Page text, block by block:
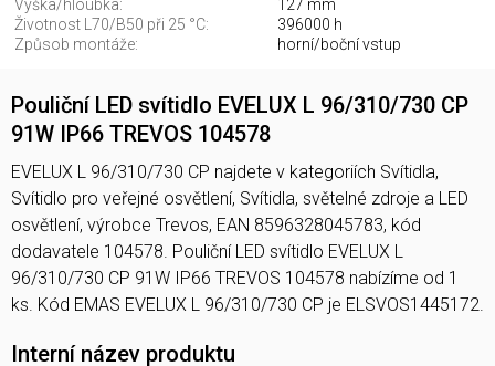
Výška/hloubka:
127 mm
Životnost L70/B50 při 25 °C:
396000 h
Způsob montáže:
horní/boční vstup
Pouliční LED svítidlo EVELUX L 96/310/730 CP
91W IP66 TREVOS 104578
EVELUX L 96/310/730 CP najdete v kategoriích Svítidla,
Svítidlo pro veřejné osvětlení, Svítidla, světelné zdroje a LED
osvětlení, výrobce Trevos, EAN 8596328045783, kód
dodavatele 104578. Pouliční LED svítidlo EVELUX L
96/310/730 CP 91W IP66 TREVOS 104578 nabízíme od 1
ks. Kód EMAS EVELUX L 96/310/730 CP je ELSVOS1445172.
Interní název produktu